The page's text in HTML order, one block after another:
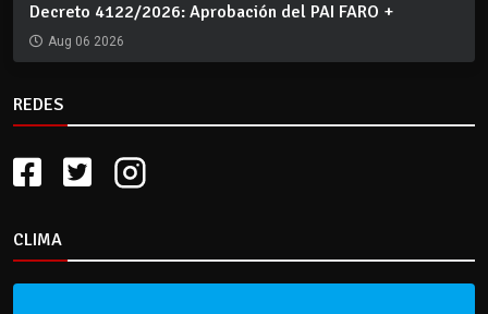
Decreto 4122/2026: Aprobación del PAI FARO +
Aug 06 2026
REDES
CLIMA